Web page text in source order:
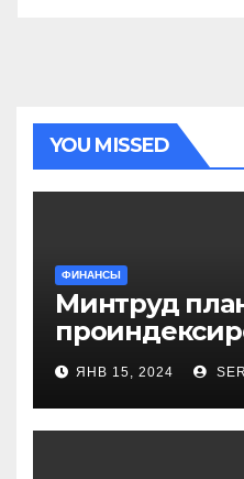
YOU MISSED
ФИНАНСЫ
Минтруд
более 40
компенсаций
ЯНВ 15, 2024